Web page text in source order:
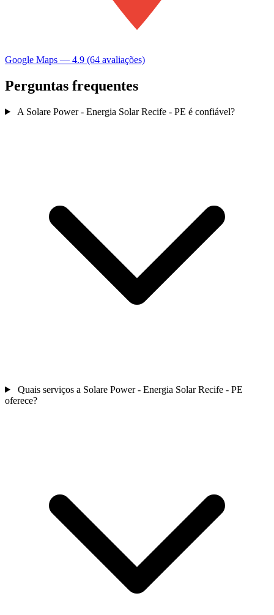
Google Maps — 4.9 (64 avaliações)
Perguntas frequentes
A Solare Power - Energia Solar Recife - PE é confiável?
Quais serviços a Solare Power - Energia Solar Recife - PE
oferece?